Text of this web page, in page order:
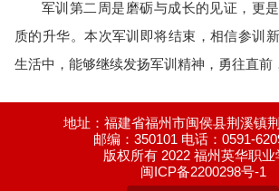
军训第二周是磨砺与成长的见证，更
质的升华。本次军训即将结束，相信参训
生活中，能够继续发扬军训精神，勇往直前
地址：福建省福州市闽侯县荆溪镇
邮编：350101 电话：0591-
版权所有 2022 福州英华职业
闽ICP备2200298号-1